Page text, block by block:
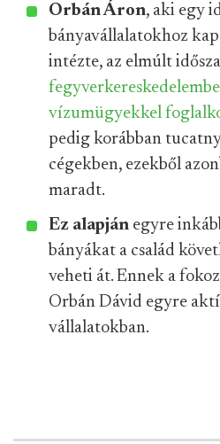
Orbán Áron, aki egy
bányavállalatokhoz
intézte, az elmúlt
vízumügyekkel
pedig korábban
cégekben, ezekből
maradt.
Ez alapján egyre
bányákat a család
veheti át. Ennek a
Orbán Dávid egyre
vállalatokban.